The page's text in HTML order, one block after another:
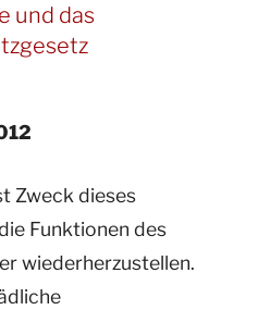
und das
Zweck dieses
Funktionen des
wiederherzustellen.